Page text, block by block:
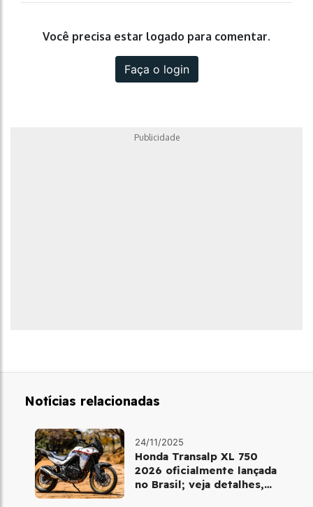
Você precisa estar logado para comentar.
Faça o login
Publicidade
Notícias relacionadas
24/11/2025
Honda Transalp XL 750
2026 oficialmente lançada
no Brasil; veja detalhes,